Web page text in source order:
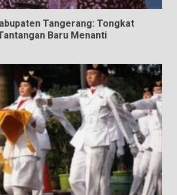
Tangerang: Tongkat
Baru Menanti